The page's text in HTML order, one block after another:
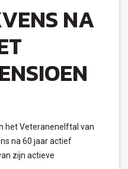
NA
het Veteranenelftal van
na 60 jaar actief
zijn actieve